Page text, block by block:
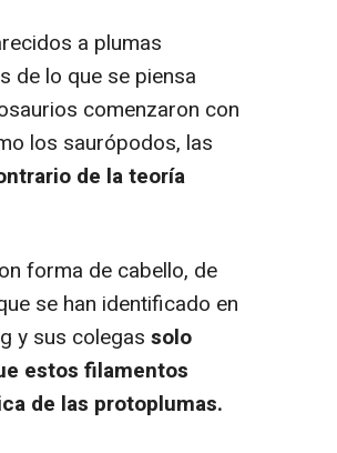
a plumas
de lo que se piensa
comenzaron con
los saurópodos, las
de la teoría
forma de cabello, de
se han identificado en
y sus colegas solo
estos filamentos
de las protoplumas.